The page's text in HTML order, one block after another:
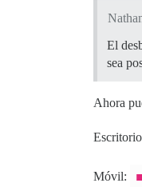
El
sea
Ahora
Móvil: